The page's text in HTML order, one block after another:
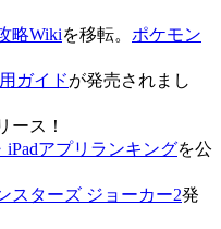
略Wikiを移転。 ポケモン
ガイドが発売されまし
ース！
iPadアプリランキングを公
スターズ ジョーカー2発